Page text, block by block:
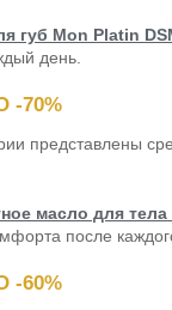
губ Mon Platin
день.
-70%
представлены
масло для
после
-60%